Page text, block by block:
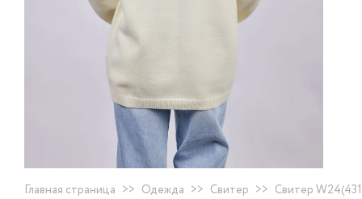
Главная страница >> Одежда >> Свитер >> Свитер